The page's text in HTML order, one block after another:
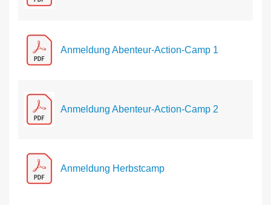
Anmeldung Abenteur-Action-Camp 1
Anmeldung Abenteur-Action-Camp 2
Anmeldung Herbstcamp